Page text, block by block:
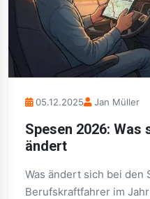
05.12.2025 Jan Müller
Spesen 2026: Was
ändert
Was ändert sich bei den
Berufskraftfahrer im